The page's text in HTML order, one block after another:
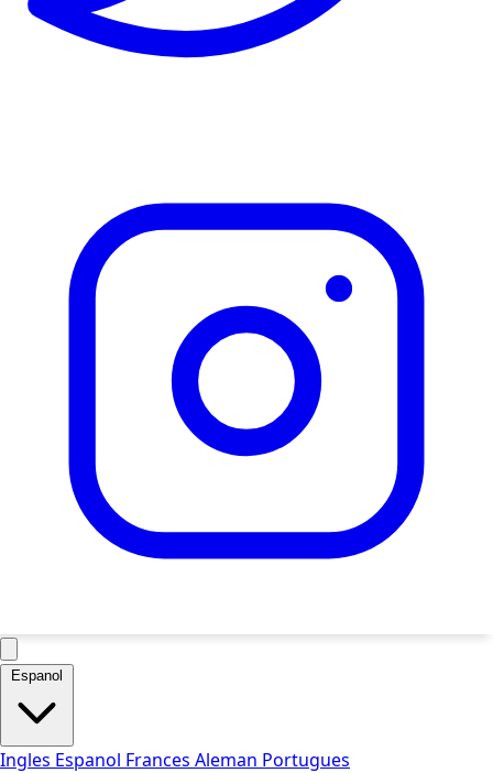
Espanol
Ingles Espanol Frances Aleman Portugues